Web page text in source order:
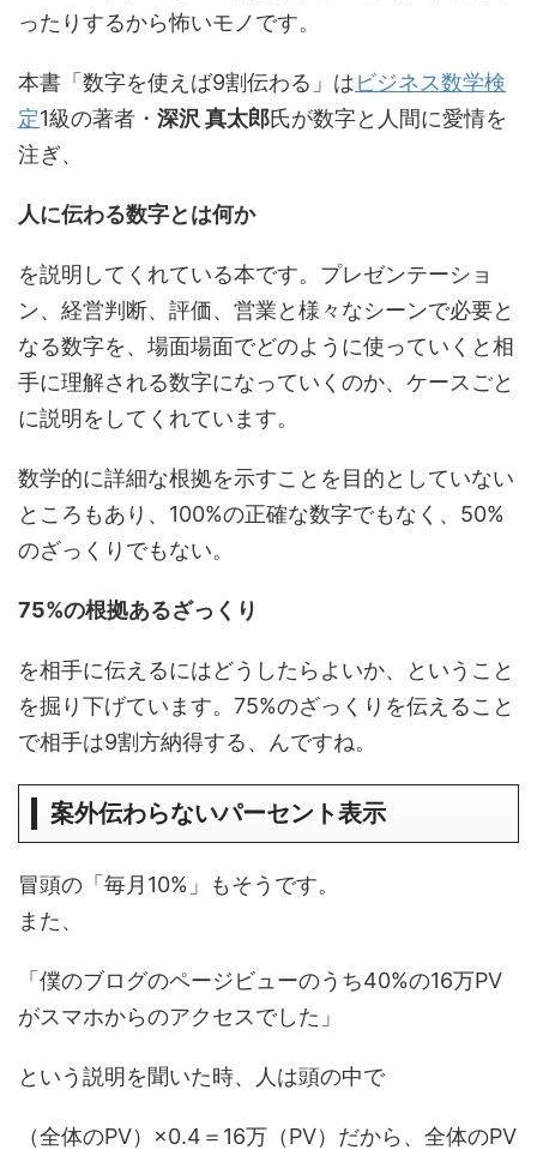
ったりするから怖いモノです。
本書「数字を使えば9割伝わる」はビジネス数学検
定1級の著者・ 深沢 真太郎氏が数字と人間に愛情を
注ぎ、
人に伝わる数字とは何か
を説明してくれている本です。プレゼンテーショ
ン、経営判断、評価、営業と様々なシーンで必要と
なる数字を、場面場面でどのように使っていくと相
手に理解される数字になっていくのか、ケースごと
に説明をしてくれています。
数学的に詳細な根拠を示すことを目的としていない
ところもあり、100%の正確な数字でもなく、50%
のざっくりでもない。
75%の根拠あるざっくり
を相手に伝えるにはどうしたらよいか、ということ
を掘り下げています。75%のざっくりを伝えること
で相手は9割方納得する、んですね。
案外伝わらないパーセント表示
冒頭の「毎月10%」もそうです。
また、
「僕のブログのページビューのうち40%の16万PV
がスマホからのアクセスでした」
という説明を聞いた時、人は頭の中で
（全体のPV）×0.4＝16万（PV）だから、全体のPV